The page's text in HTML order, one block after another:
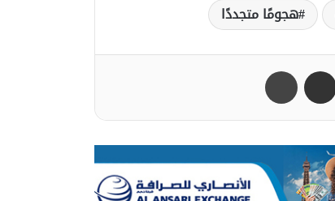
هجومًا متجددًا
ماسنجر مشاركة عبر البريد